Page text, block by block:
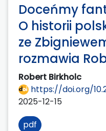
Doceńmy
O historii
ze
rozmawia
Robert Birkholc
https://doi.org/
2025-12-15
pdf